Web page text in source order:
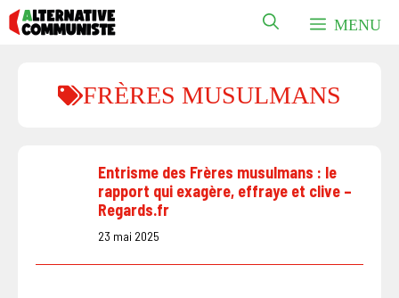
Aller
au
MENU
FRÈRES MUSULMANS
Entrisme des Frères musulmans : le
rapport qui exagère, effraye et clive –
Regards.fr
23 mai 2025